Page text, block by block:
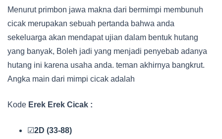
Menurut primbon jawa makna dari bermimpi membunuh
cicak merupakan sebuah pertanda bahwa anda
sekeluarga akan mendapat ujian dalam bentuk hutang
yang banyak, Boleh jadi yang menjadi penyebab adanya
hutang ini karena usaha anda. teman akhirnya bangkrut.
Angka main dari mimpi cicak adalah
Kode Erek Erek Cicak :
☑2D (33-88)